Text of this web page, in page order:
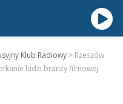
Klub Radiowy > Rzeszów
ludzi branży filmowej